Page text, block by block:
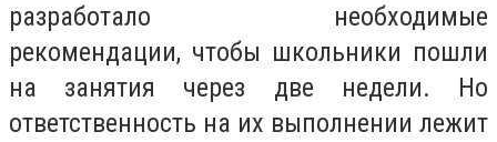
разработало необходимые
рекомендации, чтобы школьники пошли
на занятия через две недели. Но
ответственность на их выполнении лежит